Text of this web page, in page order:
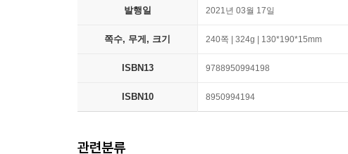
발행일 2021년 03월 17일
쪽수, 무게, 크기 240쪽 | 324g | 130*190*15mm
ISBN13 9788950994198
ISBN10 8950994194
관련분류